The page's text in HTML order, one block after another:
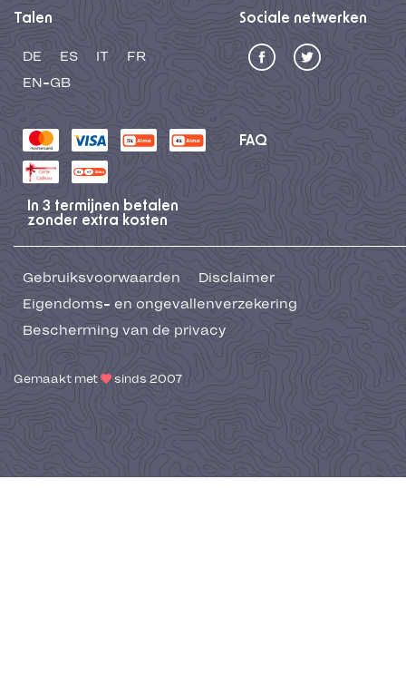
Talen
DE ES IT
FR
EN-GB
Sociale netwerken
FAQ
In 3 termijnen betalen
zonder extra kosten
Gebruiksvoorwaarden
Disclaimer
Eigendoms- en ongevallenverzekering
Bescherming van de privacy
Gemaakt met sinds 2007